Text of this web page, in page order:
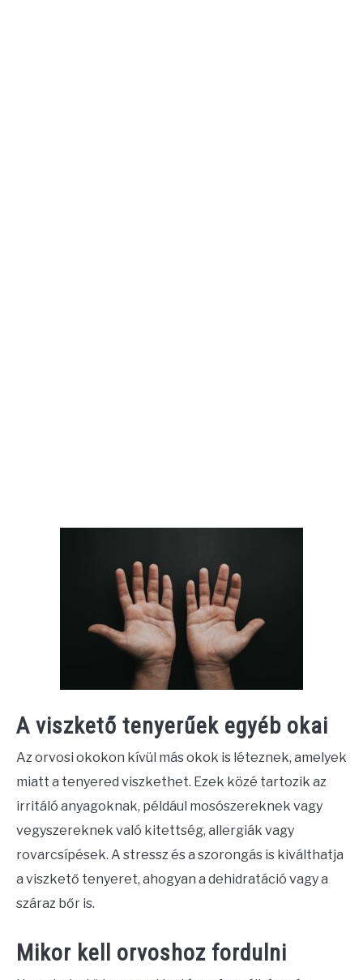
A viszkető tenyerűek egyéb okai
Az orvosi okokon kívül más okok is léteznek, amelyek
miatt a tenyered viszkethet. Ezek közé tartozik az
irritáló anyagoknak, például mosószereknek vagy
vegyszereknek való kitettség, allergiák vagy
rovarcsípések. A stressz és a szorongás is kiválthatja
a viszkető tenyeret, ahogyan a dehidratáció vagy a
száraz bőr is.
Mikor kell orvoshoz fordulni